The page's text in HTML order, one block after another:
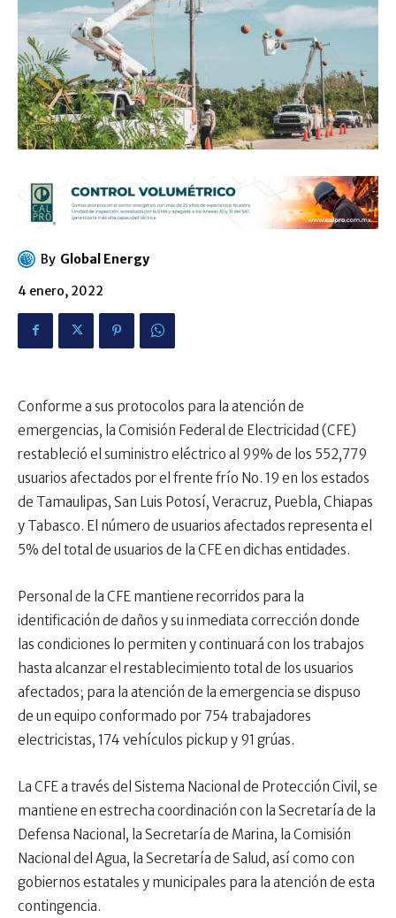
By Global Energy
4 enero, 2022
Conforme a sus protocolos para la atención de
emergencias, la Comisión Federal de Electricidad (CFE)
restableció el suministro eléctrico al 99% de los 552,779
usuarios afectados por el frente frío No. 19 en los estados
de Tamaulipas, San Luis Potosí, Veracruz, Puebla, Chiapas
y Tabasco. El número de usuarios afectados representa el
5% del total de usuarios de la CFE en dichas entidades.
Personal de la CFE mantiene recorridos para la
identificación de daños y su inmediata corrección donde
las condiciones lo permiten y continuará con los trabajos
hasta alcanzar el restablecimiento total de los usuarios
afectados; para la atención de la emergencia se dispuso
de un equipo conformado por 754 trabajadores
electricistas, 174 vehículos pickup y 91 grúas.
La CFE a través del Sistema Nacional de Protección Civil, se
mantiene en estrecha coordinación con la Secretaría de la
Defensa Nacional, la Secretaría de Marina, la Comisión
Nacional del Agua, la Secretaría de Salud, así como con
gobiernos estatales y municipales para la atención de esta
contingencia.